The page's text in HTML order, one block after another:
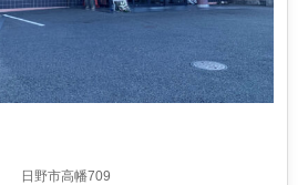
日野市高幡709